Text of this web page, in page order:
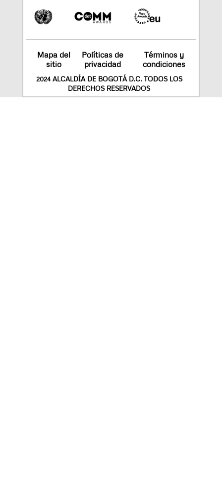
Mapa del
sitio
Políticas de
privacidad
Términos y
condiciones
2024 ALCALDÍA DE BOGOTÁ D.C. TODOS LOS
DERECHOS RESERVADOS